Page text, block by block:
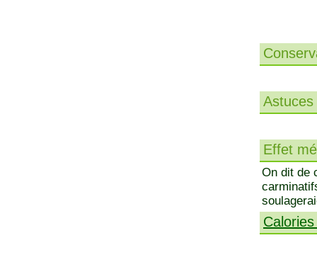
Astuces
Effet
On dit de